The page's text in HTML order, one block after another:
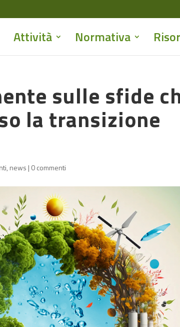
Attività Normativa
sulle sfide
la transizione
, news | 0 commenti